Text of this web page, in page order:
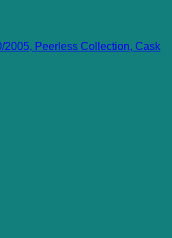
2005, Peerless Collection, Cask